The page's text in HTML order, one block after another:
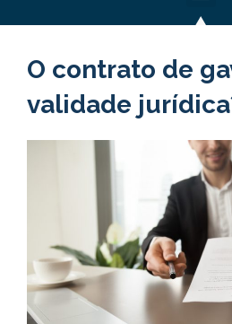
O contrato de
validade